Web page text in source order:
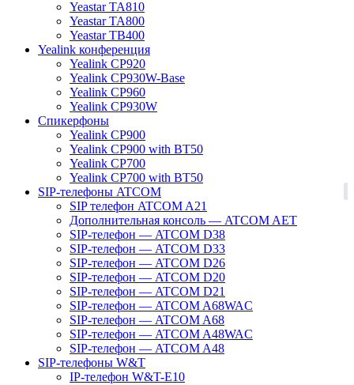
Yeastar TA810
Yeastar TA800
Yeastar TB400
Yealink конференция
Yealink CP920
Yealink CP930W-Base
Yealink CP960
Yealink CP930W
Спикерфоны
Yealink CP900
Yealink CP900 with BT50
Yealink CP700
Yealink CP700 with BT50
SIP-телефоны ATCOM
SIP телефон ATCOM A21
Дополнительная консоль — ATCOM AET
SIP-телефон — ATCOM D38
SIP-телефон — ATCOM D33
SIP-телефон — ATCOM D26
SIP-телефон — ATCOM D20
SIP-телефон — ATCOM D21
SIP-телефон — ATCOM A68WAC
SIP-телефон — ATCOM A68
SIP-телефон — ATCOM A48WAC
SIP-телефон — ATCOM A48
SIP-телефоны W&T
IP-телефон W&T-E10